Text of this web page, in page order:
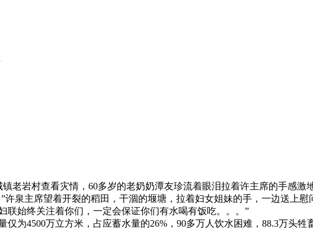
岩村查看灾情，60多岁的老奶奶潭友珍流着眼泪拉着许主席的手感激
泉主席望着开裂的稻田，干涸的堰塘，拉着妇女姐妹的手，一边送上
始终关注着你们，一定会保证你们有水喝有饭吃。。。”
4500万立方米，占应蓄水量的26%，90多万人饮水困难，88.3万头牲